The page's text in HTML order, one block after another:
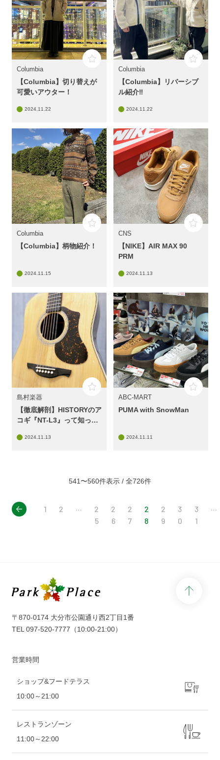
Columbia
【Columbia】切り替えが
可愛いアウター！
2024.11.22
Columbia
【Columbia】リバーシブ
ル紹介‼️
2024.11.22
Columbia
【Columbia】柄物紹介！
2024.11.15
CNS
【NIKE】AIR MAX 90
PRM
2024.11.13
島村楽器
【徹底解剖】HISTORYのア
コギ『NT-L3』って知って
2024.11.13
ABC-MART
PUMA with SnowMan
2024.11.11
541〜560件表示 / 全726件
1 2 …
2
5
2
6
2
7
2
8
2
9
3
0
3
1
…
〒870-0174 大分市公園通り西2丁目1番
TEL 097-520-7777 （10:00-21:00）
営業時間
ショップ&フードテラス
10:00～21:00
レストランゾーン
11:00～22:00